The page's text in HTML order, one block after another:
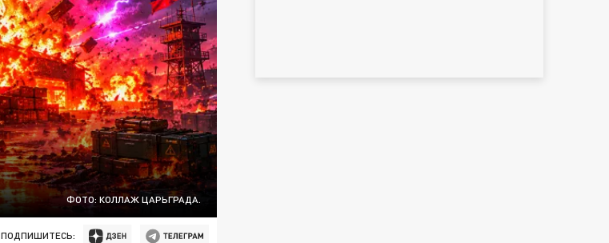
ФОТО: КОЛЛАЖ ЦАРЬГРАДА.
ПОДПИШИТЕСЬ: